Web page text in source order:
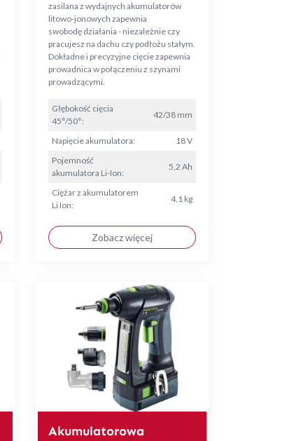
zasilana z wydajnych akumulatorów
litowo-jonowych zapewnia
swobodę działania - niezależnie czy
pracujesz na dachu czy podłożu stałym.
Dokładne i precyzyjne cięcie zapewnia
prowadnica w połączeniu z szynami
prowadzącymi.
Głębokość cięcia
45°/50°:
42/38 mm
Napięcie akumulatora:
18 V
Pojemność
akumulatora Li-Ion:
5,2 Ah
Ciężar z akumulatorem
Li Ion:
4,1 kg
Zobacz więcej
Akumulatorowa